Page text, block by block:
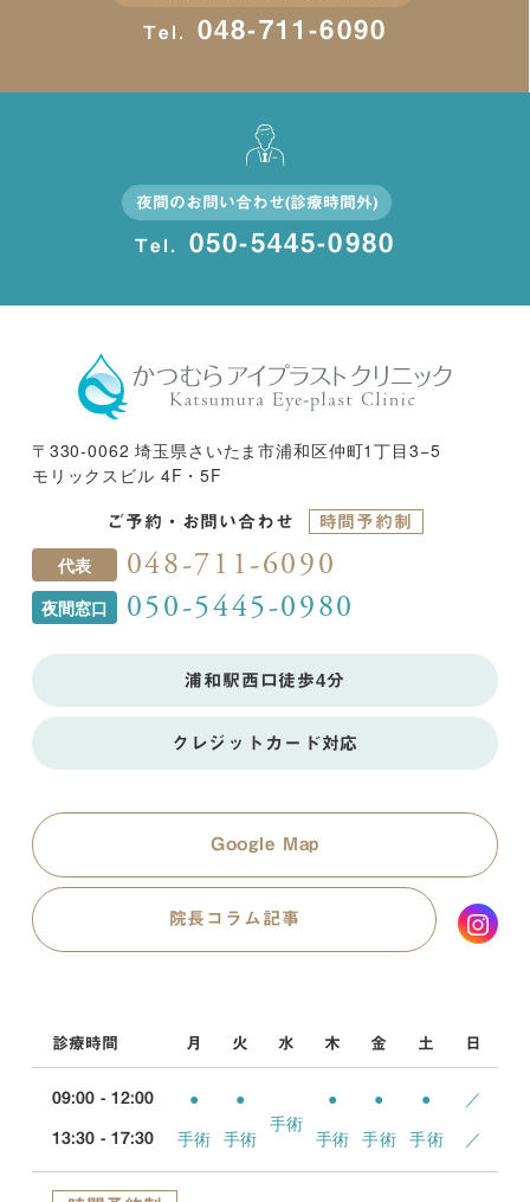
Tel. 048-711-6090
夜間のお問い合わせ(診療時間外)
Tel. 050-5445-0980
〒330-0062 埼玉県さいたま市浦和区仲町1丁目3−5
モリックスビル 4F・5F
ご予約・お問い合わせ 時間予約制
代表 048-711-6090
夜間窓口 050-5445-0980
浦和駅西口徒歩4分
クレジットカード対応
Google Map
院長コラム記事
診療時間 月 火 水 木 金 土 日
09:00 - 12:00 ●
●
手術
● ● ● ／
13:30 - 17:30 手術 手術 手術 手術 手術 ／